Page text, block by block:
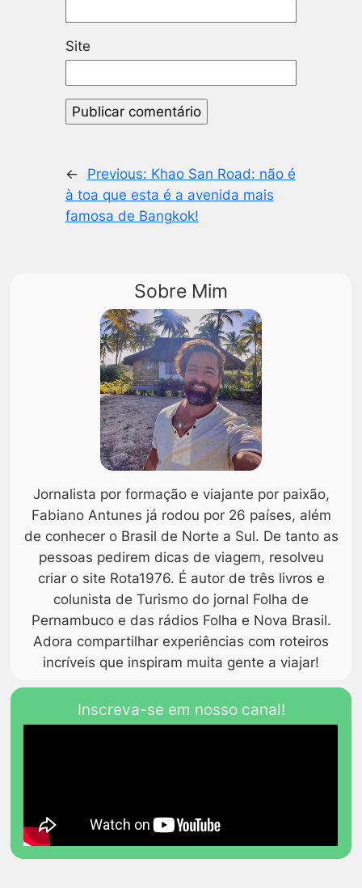
Site
← Previous: Khao San Road: não é
à toa que esta é a avenida mais
famosa de Bangkok!
Sobre Mim
Jornalista por formação e viajante por paixão,
Fabiano Antunes já rodou por 26 países, além
de conhecer o Brasil de Norte a Sul. De tanto as
pessoas pedirem dicas de viagem, resolveu
criar o site Rota1976. É autor de três livros e
colunista de Turismo do jornal Folha de
Pernambuco e das rádios Folha e Nova Brasil.
Adora compartilhar experiências com roteiros
incríveis que inspiram muita gente a viajar!
Inscreva-se em nosso canal!